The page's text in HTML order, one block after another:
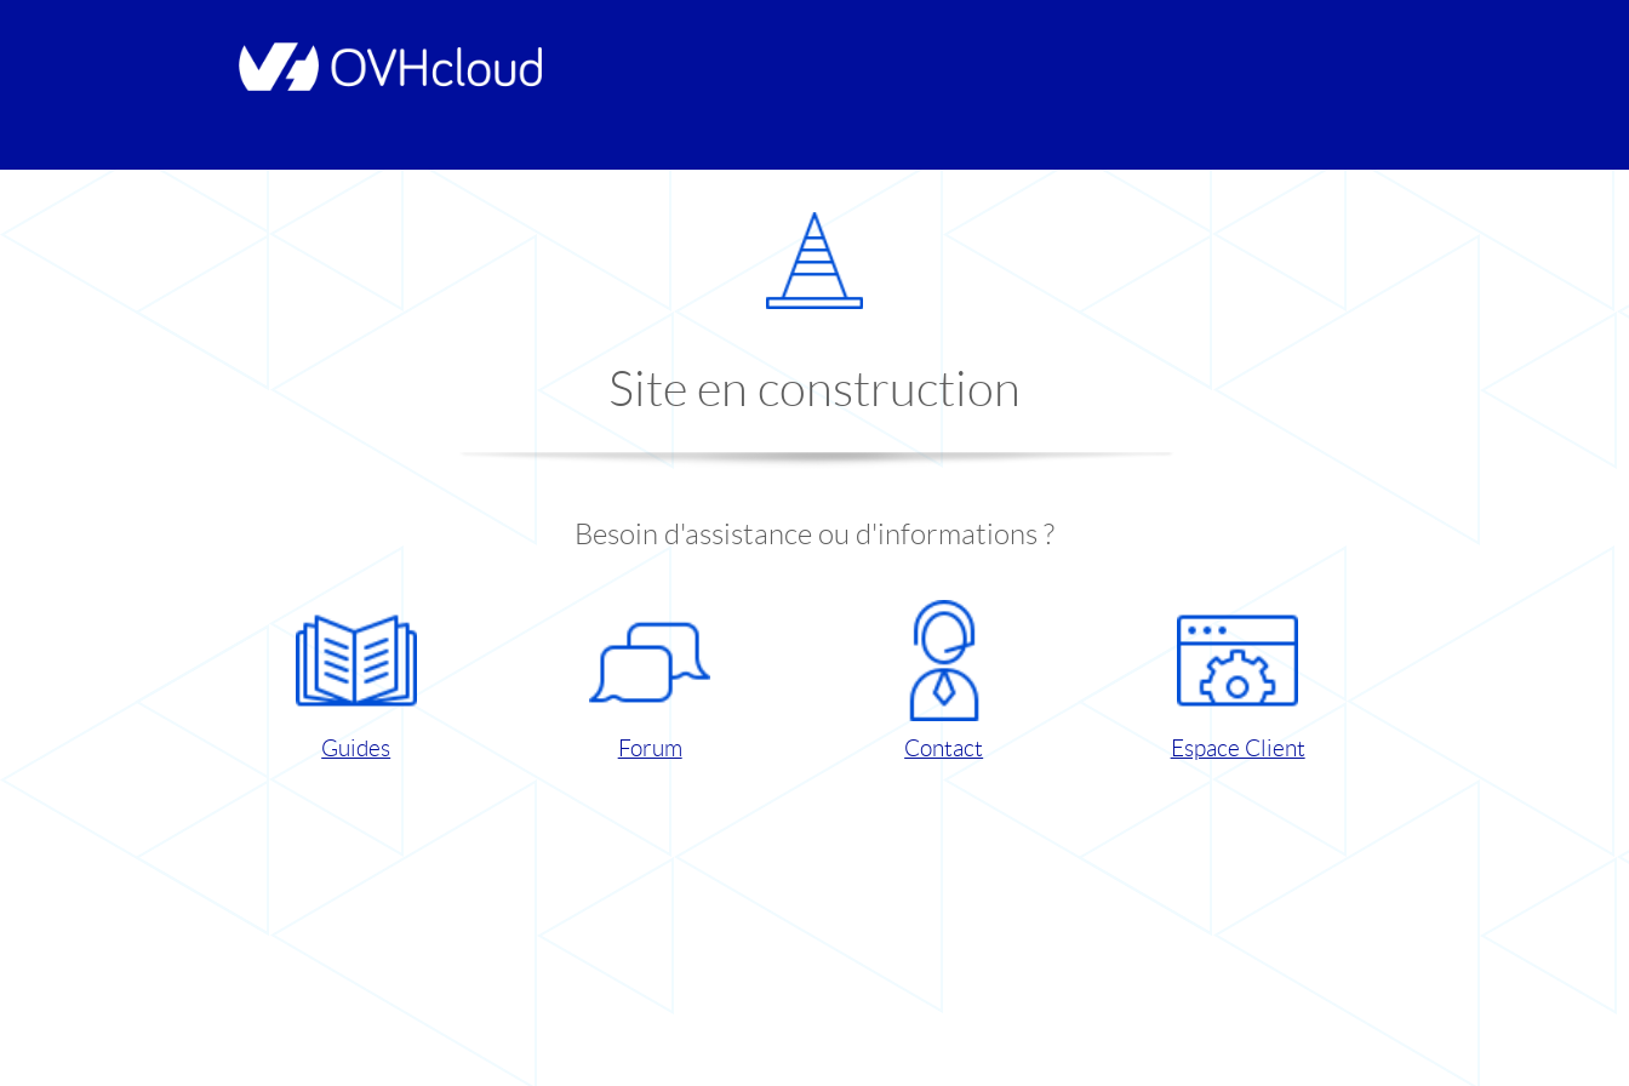
Site en construction
Besoin d'assistance ou d'informations ?
Guides Forum Contact Espace Client